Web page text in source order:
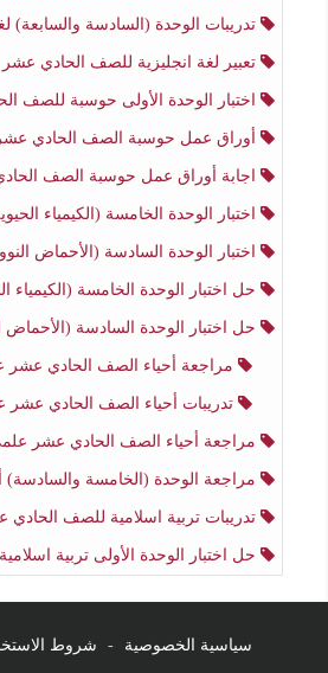
تدريبات الوحدة (السادسة والسابعة) لغة انجليزية الصف
تعبير لغة انجليزية للصف الحادي عشر
اختبار الوحدة الأولى حوسبة للصف الحادي عشر
أوراق عمل حوسبة الصف الحادي عشر علمي
اجابة أوراق عمل حوسبة الصف الحادي عشر
اختبار الوحدة الخامسة (الكيمياء الحيوية - البناء الضوئي) أحياء
اختبار الوحدة السادسة (الأحماض النووية والوراثة) أحياء الصف
حل اختبار الوحدة الخامسة (الكيمياء الحيوية - البناء الضوئي) أحياء
حل اختبار الوحدة السادسة (الأحماض النووية والوراثة) أحياء الصف
مراجعة أحياء الصف الحادي عشر
تدريبات أحياء الصف الحادي عشر
مراجعة أحياء الصف الحادي عشر علمي
مراجعة الوحدة (الخامسة والسادسة) أحياء الصف الحادي
تدريبات تربية اسلامية للصف الحادي عشر
حل اختبار الوحدة الأولى تربية اسلامية للصف الحادي
سياسية الخصوصية - شروط